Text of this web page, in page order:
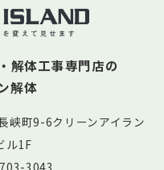
解体工事専門店の
解体
峡町9-6クリーンアイラン
ル1F